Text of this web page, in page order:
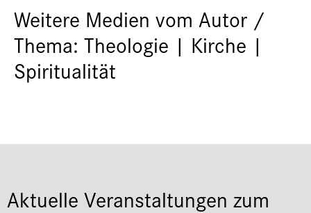
Weitere Medien vom Autor /
Thema: Theologie | Kirche |
Spiritualität
Aktuelle Veranstaltungen zum